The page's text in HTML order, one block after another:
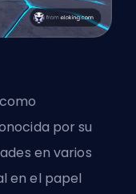
por su
en varios
en el papel